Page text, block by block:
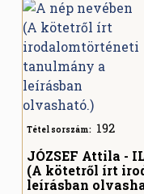
Tétel sorszám: 192
JÓZSEF Attila -
(A kötetről írt
leírásban